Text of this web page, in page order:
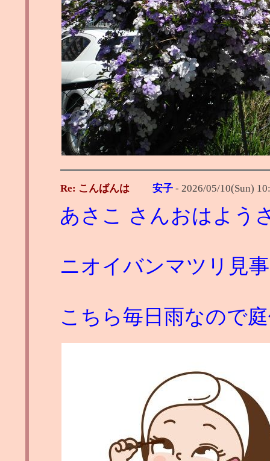
Re: こんばんは 安子 - 2026/05/10(Sun)
あさこ さんおはよう
ニオイバンマツリ見
こちら毎日雨なので